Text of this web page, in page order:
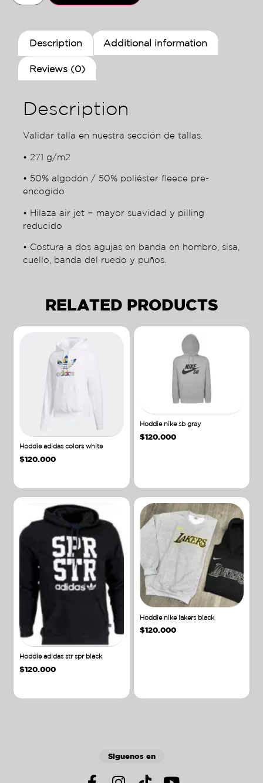
Description Additional information
Reviews (0)
Description
Validar talla en nuestra sección de tallas.
• 271 g/m2
• 50% algodón / 50% poliéster fleece pre-
encogido
• Hilaza air jet = mayor suavidad y pilling
reducido
• Costura a dos agujas en banda en hombro, sisa,
cuello, banda del ruedo y puños.
RELATED PRODUCTS
Hoddie adidas colors white
$120.000
Hoddie nike sb gray
$120.000
Hoddie adidas str spr black
$120.000
Hoddie nike lakers black
$120.000
Siguenos en